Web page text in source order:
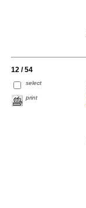
12 / 54
select
print